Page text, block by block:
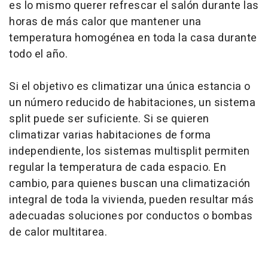
es lo mismo querer refrescar el salón durante las
horas de más calor que mantener una
temperatura homogénea en toda la casa durante
todo el año.
Si el objetivo es climatizar una única estancia o
un número reducido de habitaciones, un sistema
split puede ser suficiente. Si se quieren
climatizar varias habitaciones de forma
independiente, los sistemas multisplit permiten
regular la temperatura de cada espacio. En
cambio, para quienes buscan una climatización
integral de toda la vivienda, pueden resultar más
adecuadas soluciones por conductos o bombas
de calor multitarea.